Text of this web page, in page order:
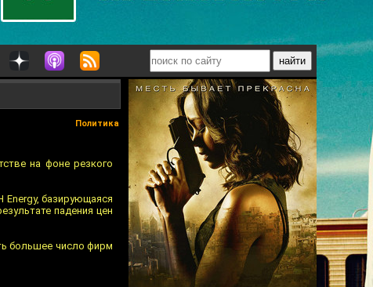
Политика
на фоне резкого
Energy, базирующаяся
падения цен
большее число фирм